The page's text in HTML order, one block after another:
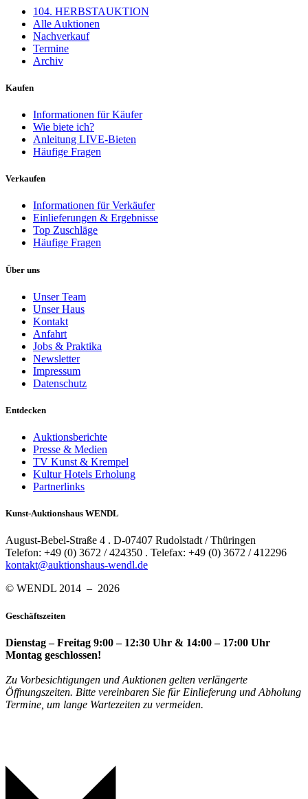
104. HERBSTAUKTION
Alle Auktionen
Nachverkauf
Termine
Archiv
Kaufen
Informationen für Käufer
Wie biete ich?
Anleitung LIVE-Bieten
Häufige Fragen
Verkaufen
Informationen für Verkäufer
Einlieferungen & Ergebnisse
Top Zuschläge
Häufige Fragen
Über uns
Unser Team
Unser Haus
Kontakt
Anfahrt
Jobs & Praktika
Newsletter
Impressum
Datenschutz
Entdecken
Auktionsberichte
Presse & Medien
TV Kunst & Krempel
Kultur Hotels Erholung
Partnerlinks
Kunst-Auktionshaus WENDL
August-Bebel-Straße 4 . D-07407 Rudolstadt / Thüringen
Telefon: +49 (0) 3672 / 424350 . Telefax: +49 (0) 3672 / 412296
kontakt@auktionshaus-wendl.de
© WENDL 2014 – 2026
Geschäftszeiten
Dienstag – Freitag 9:00 – 12:30 Uhr & 14:00 – 17:00 Uhr
Montag geschlossen!
Zu Vorbesichtigungen und Auktionen gelten verlängerte
Öffnungszeiten. Bitte vereinbaren Sie für Einlieferung und Abholung
Termine, um lange Wartezeiten zu vermeiden.